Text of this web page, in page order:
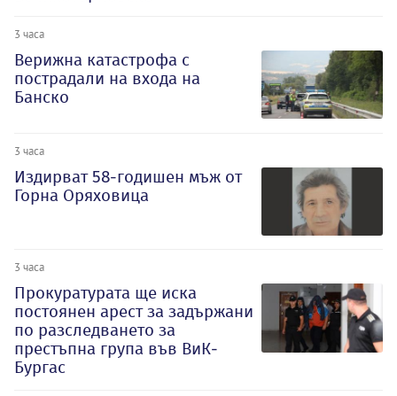
3 часа
Верижна катастрофа с
пострадали на входа на
Банско
3 часа
Издирват 58-годишен мъж от
Горна Оряховица
3 часа
Прокуратурата ще иска
постоянен арест за задържани
по разследването за
престъпна група във ВиК-
Бургас